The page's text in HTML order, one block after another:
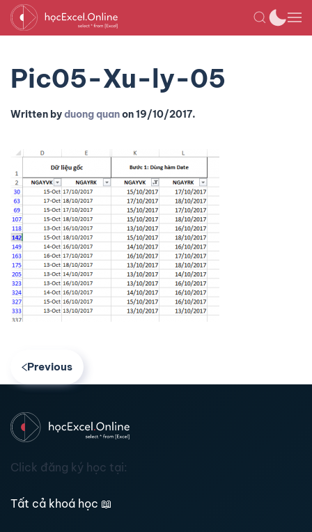
Pic05-Xu-ly-05
Written byduong quanon19/10/2017.
Previous
Click đăng ký học tại:
Tất cả khoá học 📖